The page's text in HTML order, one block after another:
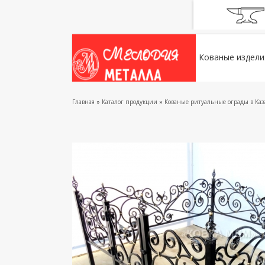
Кованые
Главная » Каталог продукции » Кованые ритуальные ограды в